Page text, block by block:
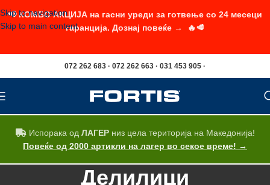
Skip to navigation
Skip to main content
072 262 683 · 072 262 663 · 031 453 905 ·
Испорака од ЛАГЕРниз цела територија на Македонија!
Повеќе од 2000 артикли на лагер во секое време! →
Делилици
📢 КОМБО АКЦИЈА на гасни уреди за готвење со 24 месеци
гаранција. Дознај повеќе → 🔥🥩